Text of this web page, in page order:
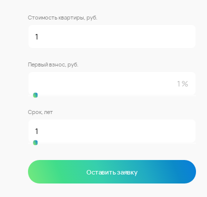
Стоимость квартиры, руб.
Первый взнос, руб.
Срок, лет
Оставить заявку